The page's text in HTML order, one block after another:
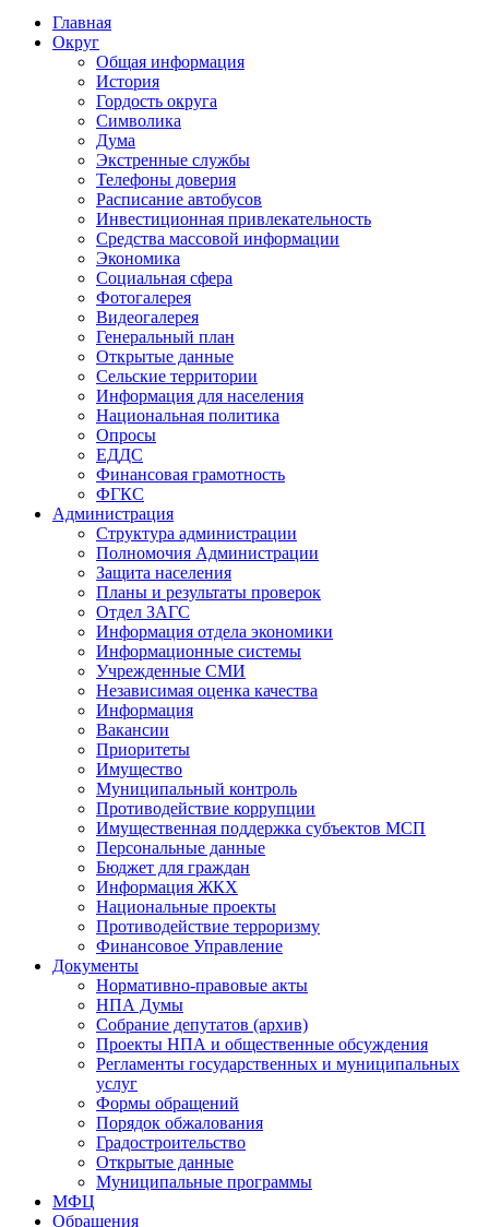
Главная
Округ
Общая информация
История
Гордость округа
Символика
Дума
Экстренные службы
Телефоны доверия
Расписание автобусов
Инвестиционная привлекательность
Средства массовой информации
Экономика
Социальная сфера
Фотогалерея
Видеогалерея
Генеральный план
Открытые данные
Сельские территории
Информация для населения
Национальная политика
Опросы
ЕДДС
Финансовая грамотность
ФГКС
Администрация
Структура администрации
Полномочия Администрации
Защита населения
Планы и результаты проверок
Отдел ЗАГС
Информация отдела экономики
Информационные системы
Учрежденные СМИ
Независимая оценка качества
Информация
Вакансии
Приоритеты
Имущество
Муниципальный контроль
Противодействие коррупции
Имущественная поддержка субъектов МСП
Персональные данные
Бюджет для граждан
Информация ЖКХ
Национальные проекты
Противодействие терроризму
Финансовое Управление
Документы
Нормативно-правовые акты
НПА Думы
Собрание депутатов (архив)
Проекты НПА и общественные обсуждения
Регламенты государственных и муниципальных
услуг
Формы обращений
Порядок обжалования
Градостроительство
Открытые данные
Муниципальные программы
МФЦ
Обращения